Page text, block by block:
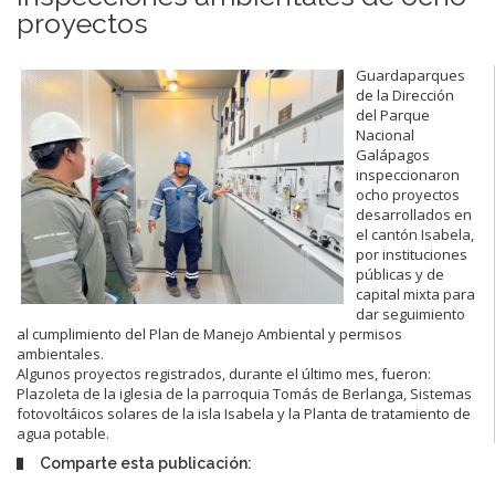
proyectos
Guardaparques
de la Dirección
del Parque
Nacional
Galápagos
inspeccionaron
ocho proyectos
desarrollados en
el cantón Isabela,
por instituciones
públicas y de
capital mixta para
dar seguimiento
al cumplimiento del Plan de Manejo Ambiental y permisos
ambientales.
Algunos proyectos registrados, durante el último mes, fueron:
Plazoleta de la iglesia de la parroquia Tomás de Berlanga, Sistemas
fotovoltáicos solares de la isla Isabela y la Planta de tratamiento de
agua potable.
Comparte esta publicación: